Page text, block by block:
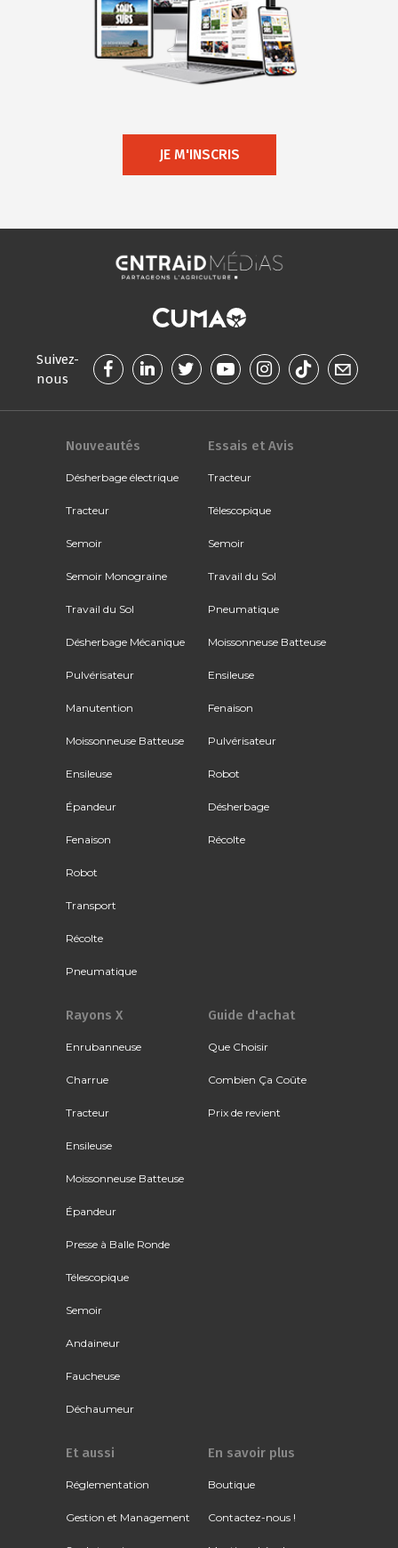
JE M'INSCRIS
Suivez-
nous
Nouveautés
Désherbage électrique
Tracteur
Semoir
Semoir Monograine
Travail du Sol
Désherbage Mécanique
Pulvérisateur
Manutention
Moissonneuse Batteuse
Ensileuse
Épandeur
Fenaison
Robot
Transport
Récolte
Pneumatique
Essais et Avis
Tracteur
Télescopique
Semoir
Travail du Sol
Pneumatique
Moissonneuse Batteuse
Ensileuse
Fenaison
Pulvérisateur
Robot
Désherbage
Récolte
Rayons X
Enrubanneuse
Charrue
Tracteur
Ensileuse
Moissonneuse Batteuse
Épandeur
Presse à Balle Ronde
Télescopique
Semoir
Andaineur
Faucheuse
Déchaumeur
Guide d'achat
Que Choisir
Combien Ça Coûte
Prix de revient
Et aussi
Réglementation
Gestion et Management
En savoir plus
Boutique
Contactez-nous !